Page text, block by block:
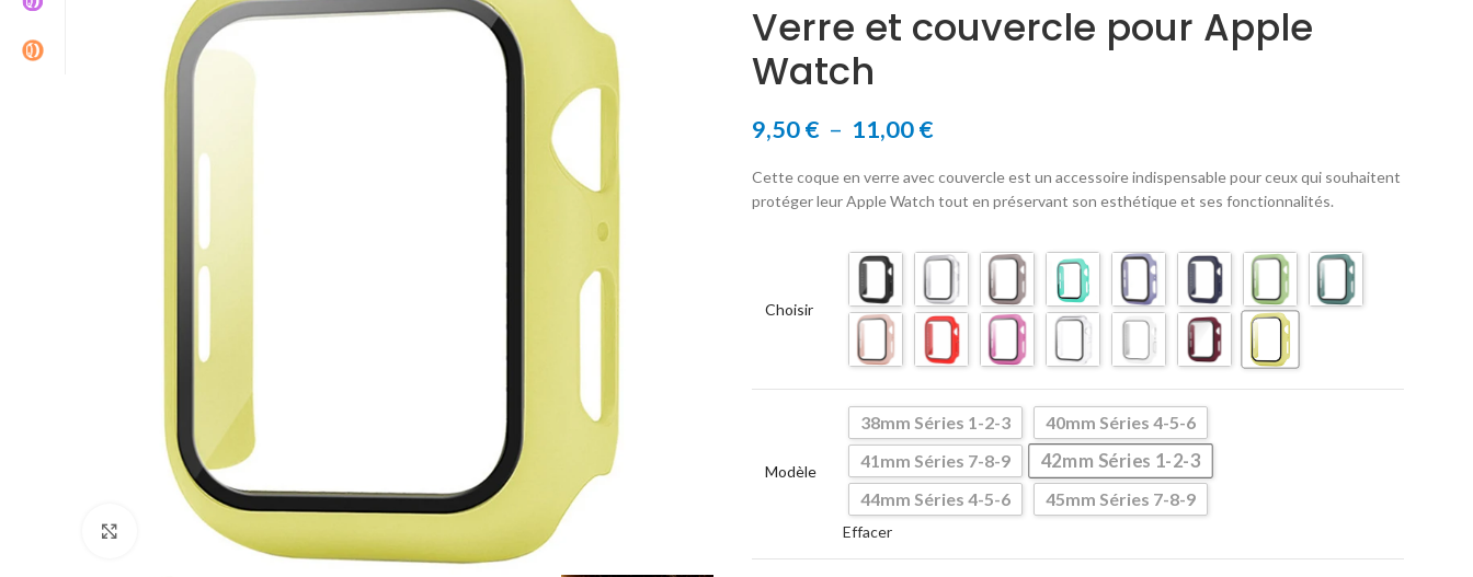
Cliquer pour agrandir
Verre et couvercle pour Apple
Watch
9,50€ – 11,00€
Cette coque en verre avec couvercle est un accessoire indispensable pour ceux qui souhaitent
protéger leur Apple Watch tout en préservant son esthétique et ses fonctionnalités.
Choisir
Modèle
38mm Séries 1-2-3
40mm Séries 4-5-6
41mm Séries 7-8-9
42mm Séries 1-2-3
44mm Séries 4-5-6 45mm Séries 7-8-9
Effacer